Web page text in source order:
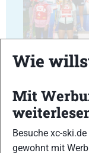
21
Wie
Mit
Besuche xc-
gewohnt mit